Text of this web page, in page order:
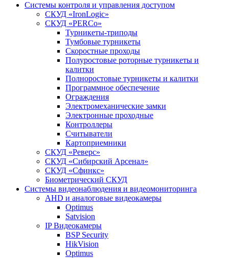
Системы контроля и управления доступом
СКУД «IronLogic»
СКУД «PERCo»
Турникеты-триподы
Тумбовые турникеты
Скоростные проходы
Полуростовые роторные турникеты и
калитки
Полноростовые турникеты и калитки
Программное обеспечение
Ограждения
Электромеханические замки
Электронные проходные
Контроллеры
Считыватели
Картоприемники
СКУД «Реверс»
СКУД «Сибирский Арсенал»
СКУД «Сфинкс»
Биометрический СКУД
Системы видеонаблюдения и видеомониторинга
AHD и аналоговые видеокамеры
Optimus
Satvision
IP Видеокамеры
BSP Security
HikVision
Optimus